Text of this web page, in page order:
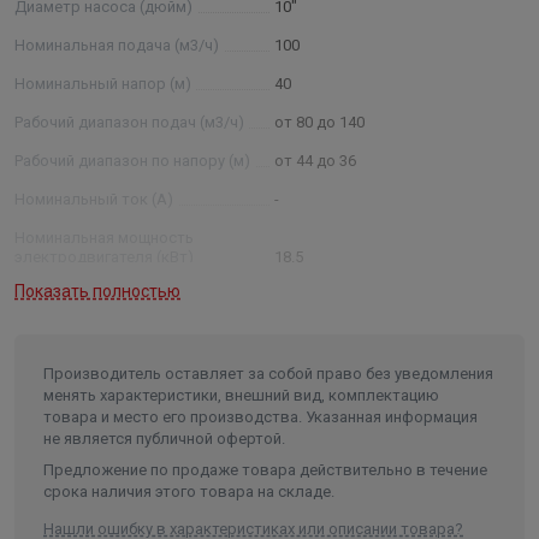
обозначения: 2ЭЦВ 8- 40-120 нрк; 2 –
модернизированный тип агрегата ЭЦВ —тип агрегата; 8
— условный диаметр насоса в дюймах ; 40 —
номинальная подача, м3 /ч: 120 —номинальный напор в
метрах водяного столба, нрк — нержавеющие рабочие
колеса, нро — нержавеющие рабочие органы (рабочие
Диаметр насоса (дюйм) 10"
Номинальная подача (м3/ч) 100
Номинальный напор (м) 40
Рабочий диапазон подач (м3/ч) от 80 до 140
Рабочий диапазон по напору (м) от 44 до 36
-
18.5
Условный диаметр насоса
Внутренний диаметр обсадной
трубы скважины не менее/не
более (мм)
250/301
Частота, (Гц) 50
Показать полностью
Производитель оставляет за собой право без уведомления
менять характеристики, внешний вид, комплектацию
товара и место его производства. Указанная информация
не является публичной офертой.
Предложение по продаже товара действительно в течение
срока наличия этого товара на складе.
Нашли ошибку в характеристиках или описании товара?